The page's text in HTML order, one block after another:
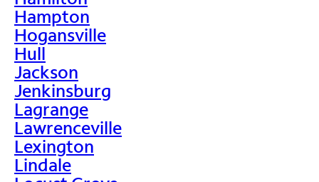
Hampton
Hogansville
Hull
Jackson
Jenkinsburg
Lagrange
Lawrenceville
Lexington
Lindale